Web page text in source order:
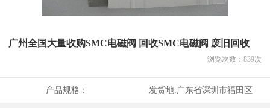
广州全国大量收购SMC电磁阀 回收SMC电磁阀 废旧回收
浏览次数： 839次
产品规格： 发货地:广东省深圳市福田区